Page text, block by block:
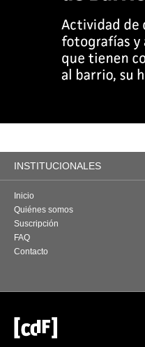
INSTITUCIONALES
Inicio
Quiénes somos
Suscripción
FAQ
Contacto